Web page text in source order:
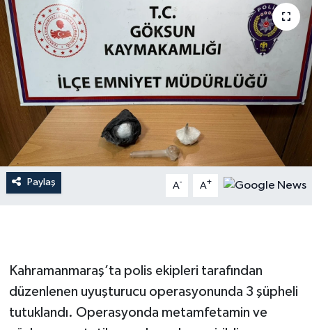
Paylaş A- A+
Kahramanmaraş’ta polis ekipleri tarafından
düzenlenen uyuşturucu operasyonunda 3 şüpheli
tutuklandı. Operasyonda metamfetamin ve
EĞİTİM
İLÇE HABERLERİ
KÜLTÜR-SANAT
KSÜ
DÜNYA
ROPORTAJ
KADIN-AİLE
YEREL YÖNETİM
Haber Arşivi